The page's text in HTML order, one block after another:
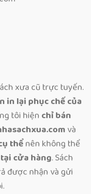
xưa cũ trực tuyến.
in lại phục chế của
tôi hiện chỉ bán
và
thểnên không thể
cửa hàng. Sách
được nhận và gửi